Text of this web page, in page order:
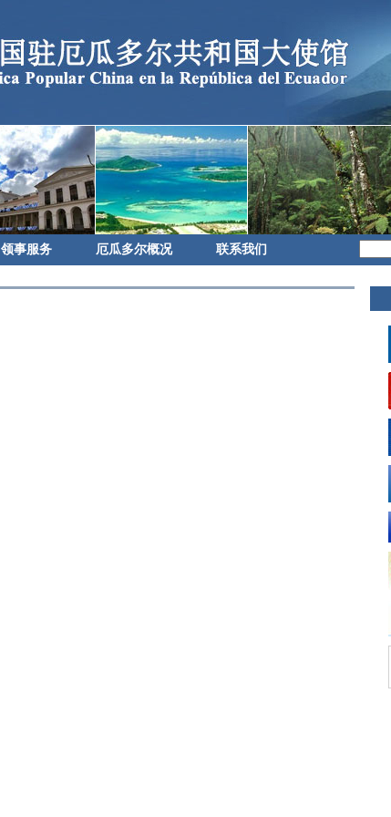
领事服务 厄瓜多尔概况 联系我们